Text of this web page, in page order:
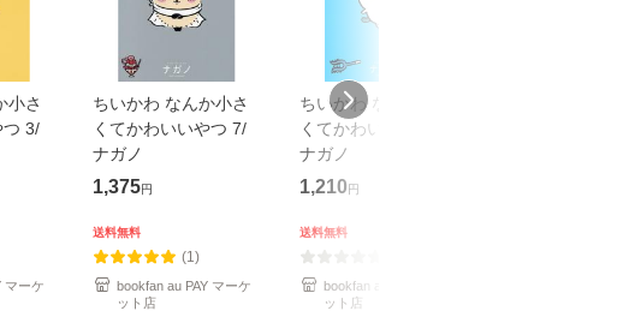
小さ
つ 3/
マーケ
ちいかわ なんか小さ
くてかわいいやつ 7/
ナガノ
1,375円
送料無料
(1)
bookfan au PAY マーケ
ット店
ちいかわ なんか小さ
くてかわいいやつ 2/
ナガノ
1,210 円
送料無料
bookfan au PAY マーケ
ット店